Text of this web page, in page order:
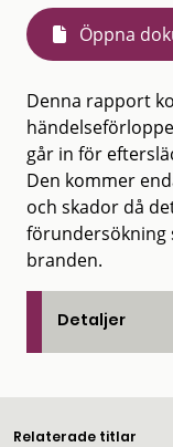
Öppna
Denna rapport
går in för
Den kommer
och skador då
förundersökning
branden.
Detaljer
Relaterade titlar